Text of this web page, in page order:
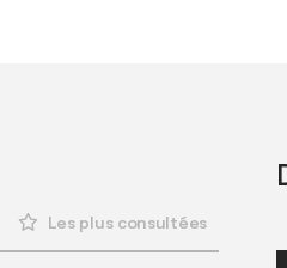
Les plus consultées